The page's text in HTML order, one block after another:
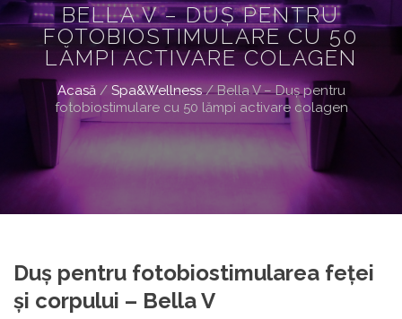
BELLA V – DUȘ PENTRU
FOTOBIOSTIMULARE CU 50
LĂMPI ACTIVARE COLAGEN
Acasă/ Spa&Wellness/Bella V – Duș pentru
fotobiostimulare cu 50 lămpi activare colagen
Duș pentru fotobiostimularea feței
și corpului – Bella V